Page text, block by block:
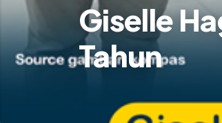
Giselle
Tahun